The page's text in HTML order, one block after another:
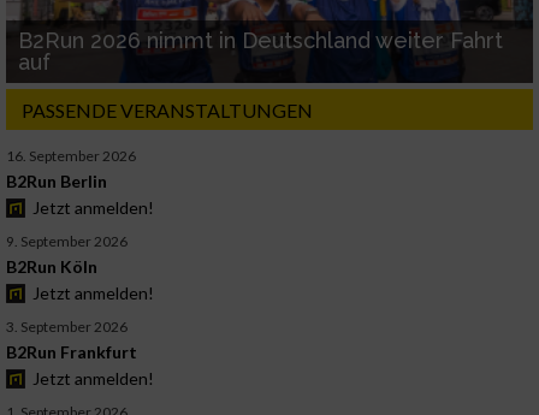
B2Run 2026 nimmt in Deutschland weiter Fahrt
auf
PASSENDE VERANSTALTUNGEN
16. September 2026
B2Run Berlin
Jetzt anmelden!
9. September 2026
B2Run Köln
Jetzt anmelden!
3. September 2026
B2Run Frankfurt
Jetzt anmelden!